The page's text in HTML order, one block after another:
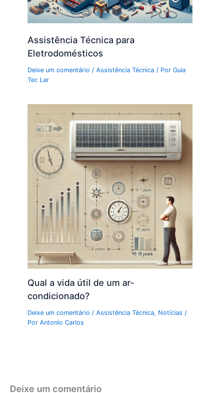
Assistência Técnica para
Eletrodomésticos
Deixe um comentário /Assistência Técnica / PorGuia
Tec Lar
Qual a vida útil de um ar-
condicionado?
Deixe um comentário /Assistência Técnica, Notícias /
PorAntonio Carlos
Deixe um comentário